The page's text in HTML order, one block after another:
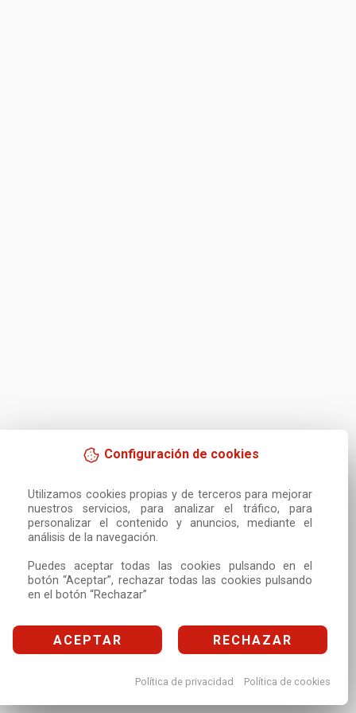
Configuración de cookies
Utilizamos cookies propias y de terceros para mejorar
nuestros servicios, para analizar el tráfico, para
personalizar el contenido y anuncios, mediante el
análisis de la navegación.
Puedes aceptar todas las cookies pulsando en el
botón “Aceptar”, rechazar todas las cookies pulsando
en el botón “Rechazar”
ACEPTAR RECHAZAR
Política de privacidad Política de cookies